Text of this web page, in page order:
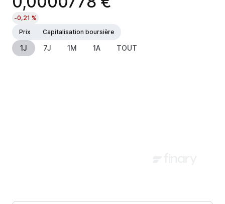
-0,21 %
Prix
Capitalisation boursière
1J 7J 1M 1A TOUT